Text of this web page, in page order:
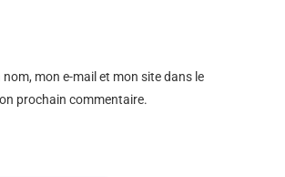
mon e-mail et mon site dans le
prochain commentaire.